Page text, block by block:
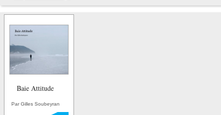
Baie Attitude
Par Gilles Soubeyran